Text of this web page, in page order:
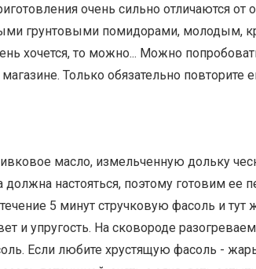
очень сильно отличаются от
грунтовыми помидорами, молодым,
хочется, то можно... Можно
Только обязательно повторите
масло, измельченную дольку
настояться, поэтому готовим ее
5 минут стручковую фасоль и
и упругость. На сковороде
Если любите хрустящую фасоль -